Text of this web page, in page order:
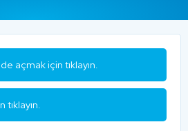
açmak için tıklayın.
tıklayın.